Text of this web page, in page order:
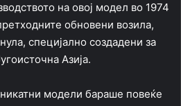
на овој модел во 1974
обновени возила,
специјално создадени за
Азија.
модели бараше повеќе